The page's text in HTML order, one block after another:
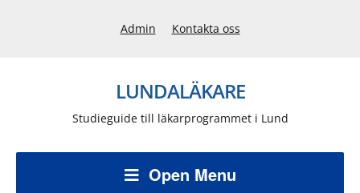
Admin Kontakta oss
LUNDALÄKARE
Studieguide till läkarprogrammet i Lund
Open Menu